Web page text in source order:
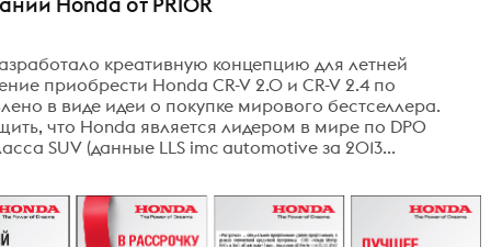
креативную концепцию для летней
приобрести Honda CR-V 2.0 и CR-V 2.4 по
в виде идеи о покупке мирового бестселлера.
что Honda является лидером в мире по DPO
SUV (данные LLS imc automotive за 2013...